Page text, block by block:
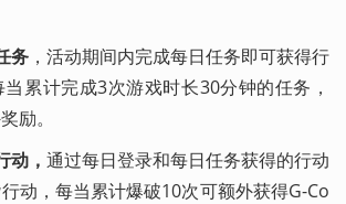
务 ，活动期间内完成每日任务即可获得行
累计完成3次游戏时长30分钟的任务，
励。
动， 通过每日登录和每日任务获得的行动
动，每当累计爆破10次可额外获得G-Co